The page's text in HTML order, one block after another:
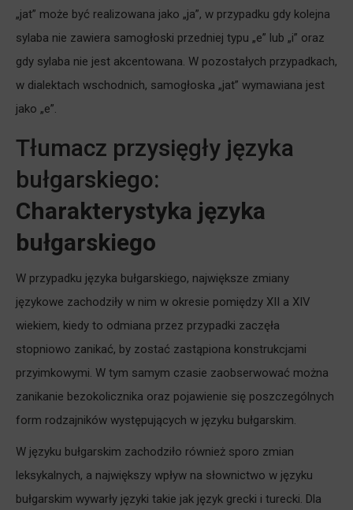
„jat” może być realizowana jako „ja”, w przypadku gdy kolejna
sylaba nie zawiera samogłoski przedniej typu „e” lub „i” oraz
gdy sylaba nie jest akcentowana. W pozostałych przypadkach,
w dialektach wschodnich, samogłoska „jat” wymawiana jest
jako „e”.
Tłumacz przysięgły języka
bułgarskiego:
Charakterystyka języka
bułgarskiego
W przypadku języka bułgarskiego, największe zmiany
językowe zachodziły w nim w okresie pomiędzy XII a XIV
wiekiem, kiedy to odmiana przez przypadki zaczęła
stopniowo zanikać, by zostać zastąpiona konstrukcjami
przyimkowymi. W tym samym czasie zaobserwować można
zanikanie bezokolicznika oraz pojawienie się poszczególnych
form rodzajników występujących w języku bułgarskim.
W języku bułgarskim zachodziło również sporo zmian
leksykalnych, a największy wpływ na słownictwo w języku
bułgarskim wywarły języki takie jak język grecki i turecki. Dla